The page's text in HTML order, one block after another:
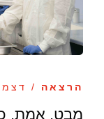
הרצאה / דצמבר
מבט, אמת,